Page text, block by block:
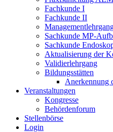
Fachkunde I
Fachkunde II
Sachkunde MP-
Sachkunde
Aktualisierung der
Validierlehrgang
Bildungsstätten
Anerkennung
Veranstaltungen
Kongresse
Behördenforum
Stellenbörse
Login